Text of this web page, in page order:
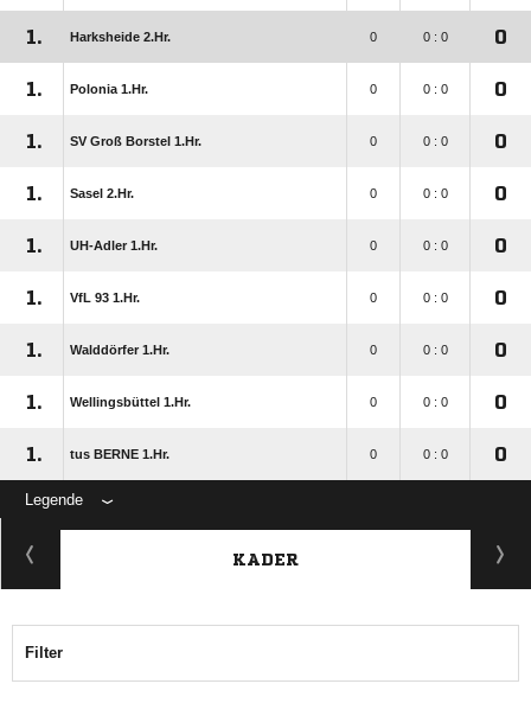
1. Harksheide 2.Hr. 0 0 : 0 0
1. Polonia 1.Hr. 0 0 : 0 0
1. SV Groß Borstel 1.Hr. 0 0 : 0 0
1. Sasel 2.Hr. 0 0 : 0 0
1. UH-Adler 1.Hr. 0 0 : 0 0
1. VfL 93 1.Hr. 0 0 : 0 0
1. Walddörfer 1.Hr. 0 0 : 0 0
1. Wellingsbüttel 1.Hr. 0 0 : 0 0
1. tus BERNE 1.Hr. 0 0 : 0 0
Legende
KADER
Filter